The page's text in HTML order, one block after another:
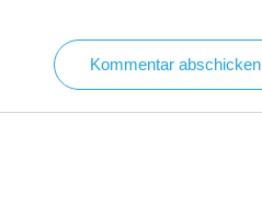
Kommentar abschicken